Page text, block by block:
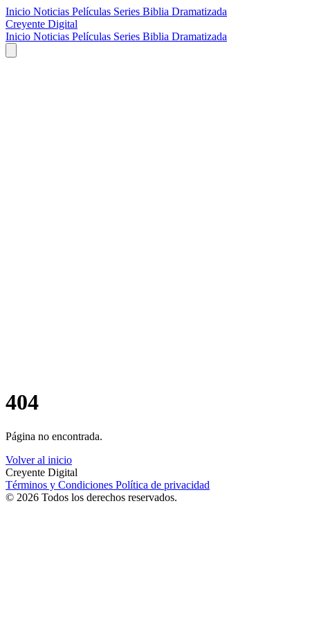
Inicio Noticias Películas Series Biblia Dramatizada
Creyente Digital
Inicio Noticias Películas Series Biblia Dramatizada
404
Página no encontrada.
Volver al inicio
Creyente Digital
Términos y Condiciones Política de privacidad
© 2026 Todos los derechos reservados.